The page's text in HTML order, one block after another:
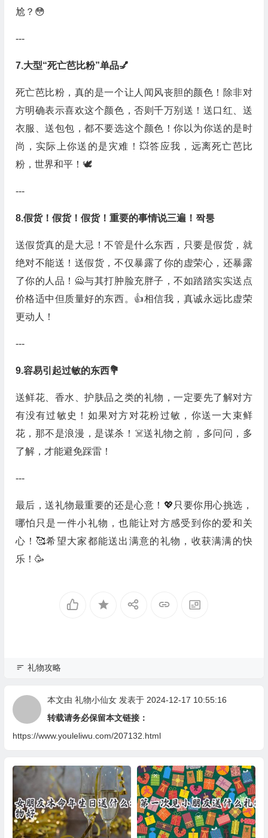
尬？😳
---
7.大型“死亡芭比粉”单品💅
死亡芭比粉，真的是一个让人闻风丧胆的颜色！除非对
方明确表示喜欢这个颜色，否则千万别送！送口红、送
衣服、送包包，都不要选这个颜色！你以为你送的是时
尚，实际上你送的是灾难！💥答应我，远离死亡芭比
粉，世界和平！🕊️
---
8.假货！假货！假货！重要的事情说三遍！짝퉁
送假货真的是大忌！不管是什么东西，只要是假货，就
绝对不能送！送假货，不仅暴露了你的虚荣心，还暴露
了你的人品！🙅与其打肿脸充胖子，不如踏踏实实送点
价格适中但质量好的东西。👍相信我，真诚永远比虚荣
更动人！
---
9.容易引起过敏的东西💐
送鲜花、香水、护肤品之类的礼物，一定要先了解对方
有没有过敏史！如果对方对花粉过敏，你送一大束鲜
花，那不是浪漫，是谋杀！☠️送礼物之前，多问问，多
了解，才能避免踩雷！
---
最后，送礼物最重要的还是心意！💖只要你用心挑选，
哪怕只是一件小礼物，也能让对方感受到你的爱和关
心！🥰希望大家都能送出满意的礼物，收获满满的快
乐！🥳
礼物攻略
本文由 礼物小仙女发表于 2024-12-17 10:55:16
转载请务必保留本文链接：
https://www.youleliwu.com/207132.html